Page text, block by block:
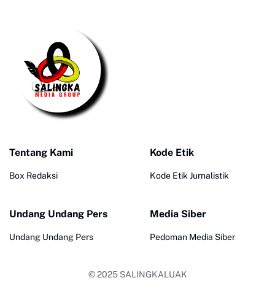
Tentang Kami
Box Redaksi
Kode Etik
Kode Etik Jurnalistik
Undang Undang Pers
Undang Undang Pers
Media Siber
Pedoman Media Siber
© 2025 SALINGKALUAK